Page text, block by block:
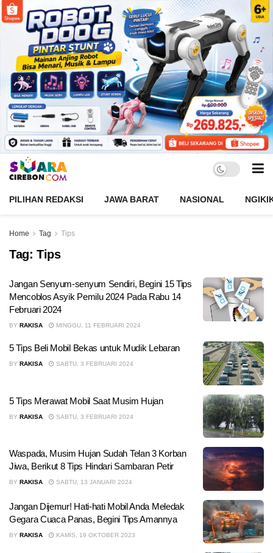
PILIHAN REDAKSI JAWA BARAT NASIONAL
Home Tag Tips
Tag: Tips
Jangan Senyum-senyum Sendiri, Begini 15 Tips
Mencoblos Asyik Pemilu 2024 Pada Rabu 14
Februari 2024
BY RAKISA MINGGU, 11 FEBRUARI 2024
5 Tips Beli Mobil Bekas untuk Mudik Lebaran
BY RAKISA SABTU, 3 FEBRUARI 2024
5 Tips Merawat Mobil Saat Musim Hujan
BY RAKISA SABTU, 3 FEBRUARI 2024
Waspada, Musim Hujan Sudah Telan 3 Korban
Jiwa, Berikut 8 Tips Hindari Sambaran Petir
BY RAKISA SABTU, 13 JANUARI 2024
Jangan Dijemur! Hati-hati Mobil Anda Meledak
Gegara Cuaca Panas, Begini Tips Amannya
BY RAKISA KAMIS, 19 OKTOBER 2023